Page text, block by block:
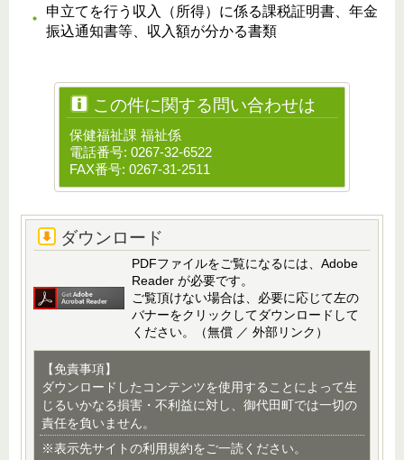
申立てを行う収入（所得）に係る課税証明書、年金
振込通知書等、収入額が分かる書類
この件に関する問い合わせは
保健福祉課 福祉係
電話番号: 0267-32-6522
FAX番号: 0267-31-2511
ダウンロード
PDFファイルをご覧になるには、Adobe
Reader が必要です。
ご覧頂けない場合は、必要に応じて左の
バナーをクリックしてダウンロードして
ください。（無償 ／ 外部リンク）
【免責事項】
ダウンロードしたコンテンツを使用することによって生
じるいかなる損害・不利益に対し、御代田町では一切の
責任を負いません。
※表示先サイトの利用規約をご一読ください。